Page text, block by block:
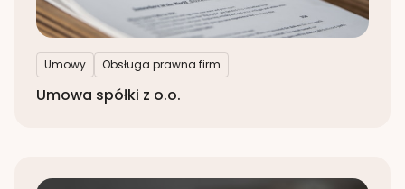
Umowy Obsługa prawna firm
Umowa spółki z o.o.